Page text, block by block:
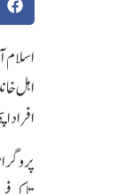
افراد